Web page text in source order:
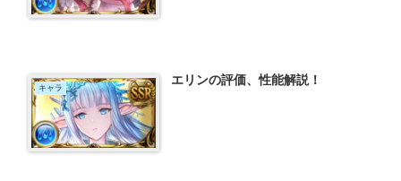
キャラ
エリンの評価、性能解説！